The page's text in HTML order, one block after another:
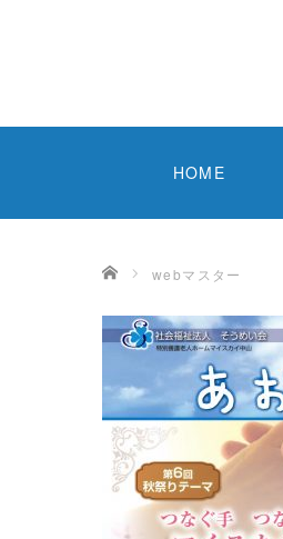
HOME
ホーム webマスター